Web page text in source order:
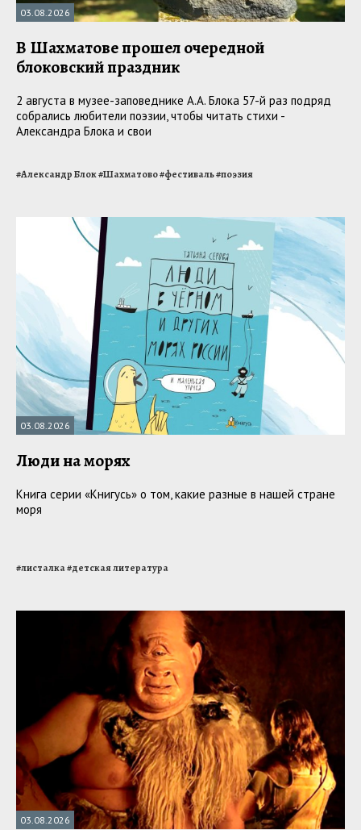
03.08.2026
В Шахматове прошел очередной
блоковский праздник
2 августа в музее-заповеднике А.А. Блока 57-й раз подряд
собрались любители поэзии, чтобы читать стихи -
Александра Блока и свои
#Александр Блок#Шахматово#фестиваль#поэзия
03.08.2026
Люди на морях
Книга серии «Книгусь» о том, какие разные в нашей стране
моря
#листалка#детская литература
03.08.2026